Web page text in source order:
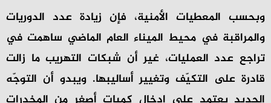
وبحسب المعطيات الأمنية، فإن زيادة عدد الدوريات
والمراقبة في محيط الميناء العام الماضي ساهمت في
تراجع عدد العمليات، غير أن شبكات التهريب ما زالت
قادرة على التكيّف وتغيير أساليبها. ويبدو أن التوجّه